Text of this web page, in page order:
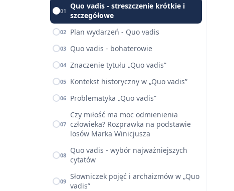
01 Quo vadis - streszczenie krótkie i
szczegółowe
02 Plan wydarzeń - Quo vadis
03 Quo vadis - bohaterowie
04 Znaczenie tytułu „Quo vadis”
05 Kontekst historyczny w „Quo vadis”
06 Problematyka „Quo vadis”
07
Czy miłość ma moc odmienienia
człowieka? Rozprawka na podstawie
losów Marka Winicjusza
08 Quo vadis - wybór najważniejszych
cytatów
09 Słowniczek pojęć i archaizmów w „Quo
vadis”